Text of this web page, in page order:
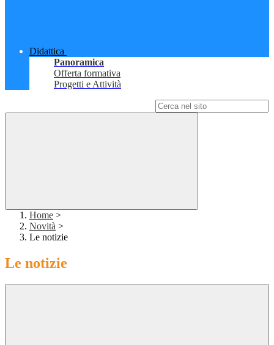
Didattica
Panoramica
Offerta formativa
Progetti e Attività
Home >
Novità >
Le notizie
Le notizie